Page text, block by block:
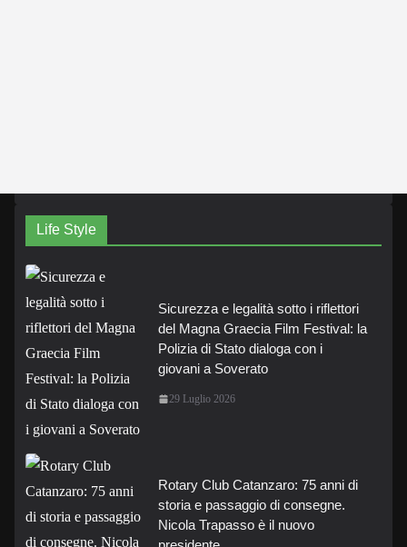
Life Style
Sicurezza e legalità sotto i riflettori
del Magna Graecia Film Festival: la
Polizia di Stato dialoga con i
giovani a Soverato
29 Luglio 2026
Rotary Club Catanzaro: 75 anni di
storia e passaggio di consegne.
Nicola Trapasso è il nuovo